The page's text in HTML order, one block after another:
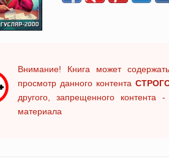
Внимание! Книга может
просмотр данного контента
другого, запрещенного контента
материала